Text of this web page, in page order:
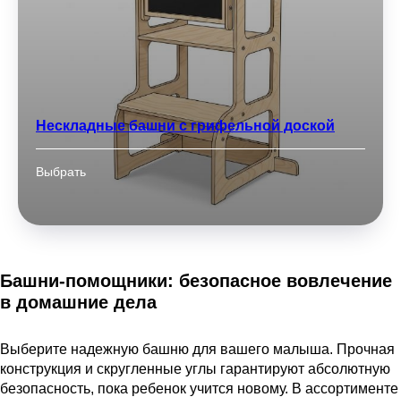
Нескладные башни с грифельной доской
Выбрать
Башни-помощники: безопасное вовлечение
в домашние дела
Выберите надежную башню для вашего малыша. Прочная
конструкция и скругленные углы гарантируют абсолютную
безопасность, пока ребенок учится новому. В ассортименте